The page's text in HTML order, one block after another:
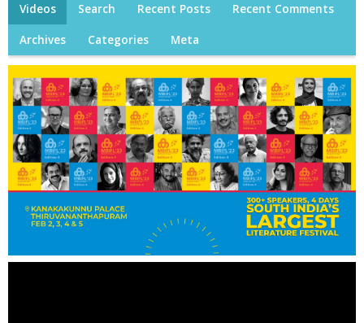
Videos Search Recent Posts Recent Comments
Archives Categories Meta